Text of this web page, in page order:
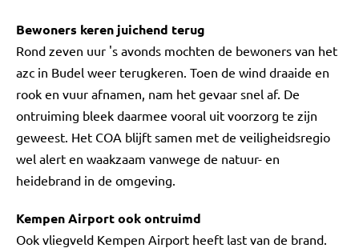
Bewoners keren juichend terug
Rond zeven uur 's avonds mochten de bewoners van het
azc in Budel weer terugkeren. Toen de wind draaide en
rook en vuur afnamen, nam het gevaar snel af. De
ontruiming bleek daarmee vooral uit voorzorg te zijn
geweest. Het COA blijft samen met de veiligheidsregio
wel alert en waakzaam vanwege de natuur- en
heidebrand in de omgeving.
Kempen Airport ook ontruimd
Ook vliegveld Kempen Airport heeft last van de brand.